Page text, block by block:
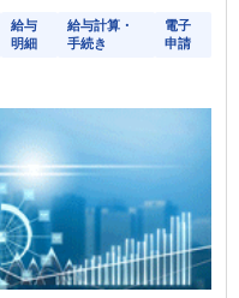
給与
明細
給与計算・
手続き
電子
申請